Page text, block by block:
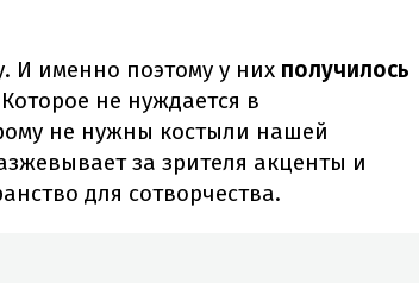
И именно поэтому у них получилось
не нуждается в
не нужны костыли нашей
за зрителя акценты и
для сотворчества.